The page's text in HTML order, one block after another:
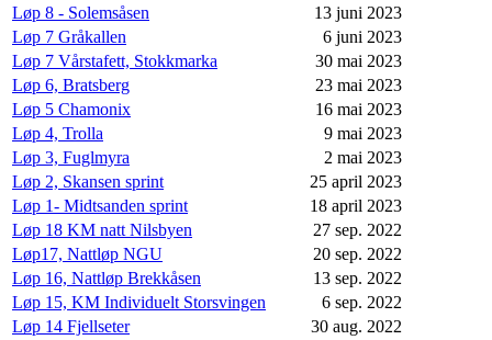
Løp 8 - Solemsåsen
13 juni 2023
Løp 7 Gråkallen
6 juni 2023
Løp 7 Vårstafett, Stokkmarka
30 mai 2023
Løp 6, Bratsberg
23 mai 2023
Løp 5 Chamonix
16 mai 2023
Løp 4, Trolla
9 mai 2023
Løp 3, Fuglmyra
2 mai 2023
Løp 2, Skansen sprint
25 april 2023
Løp 1- Midtsanden sprint
18 april 2023
Løp 18 KM natt Nilsbyen
27 sep. 2022
Løp17, Nattløp NGU
20 sep. 2022
Løp 16, Nattløp Brekkåsen
13 sep. 2022
Løp 15, KM Individuelt Storsvingen
6 sep. 2022
Løp 14 Fjellseter
30 aug. 2022